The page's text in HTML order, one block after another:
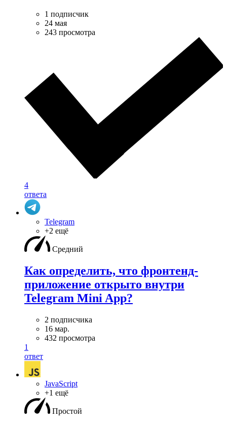
1 подписчик
24 мая
243 просмотра
4
ответа
Telegram
+2 ещё
Средний
Как определить, что фронтенд-
приложение открыто внутри
Telegram Mini App?
2 подписчика
16 мар.
432 просмотра
1
ответ
JavaScript
+1 ещё
Простой